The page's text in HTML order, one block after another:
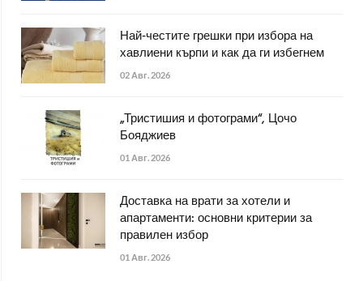
Най-честите грешки при избора на
хавлиени кърпи и как да ги избегнем
02 Авг. 2026
„Тристишия и фотограми“, Цочо
Бояджиев
01 Авг. 2026
Доставка на врати за хотели и
апартаменти: основни критерии за
правилен избор
01 Авг. 2026